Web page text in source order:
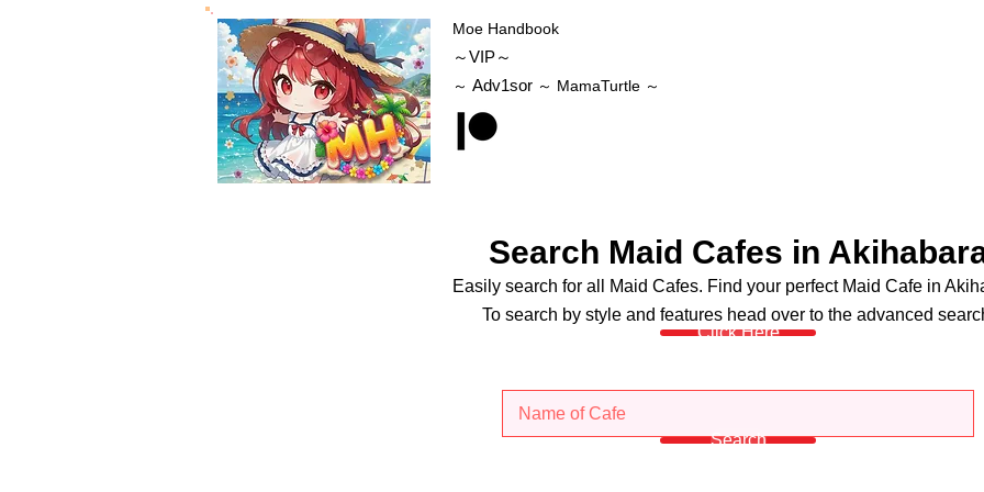
Moe Handbook
～VIP～
～ Adv1sor ～ MamaTurtle ～
Search Maid Cafes in
Easily search for all Maid Cafes. Find your perfect Maid Cafe in
To search by style and features head over to the advanced
Click Here
Search